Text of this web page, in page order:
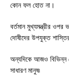
কোন ফল হোত না।
বর্তমান মুখ্যমন্ত্রীর
দোষীদের উপযুক্ত
অন্যদিকে আজও বিভিন্ন
সাধারণ মানুষ৷